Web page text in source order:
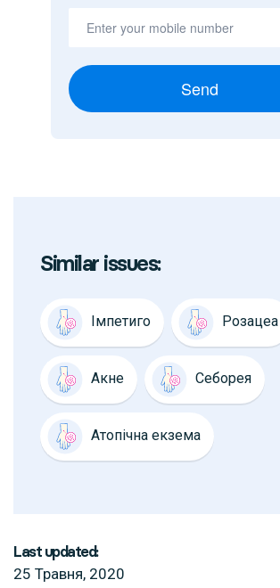
Send
Similar issues:
Імпетиго Розацеа
Акне Себорея
Атопічна екзема
Last updated:
25 Травня, 2020